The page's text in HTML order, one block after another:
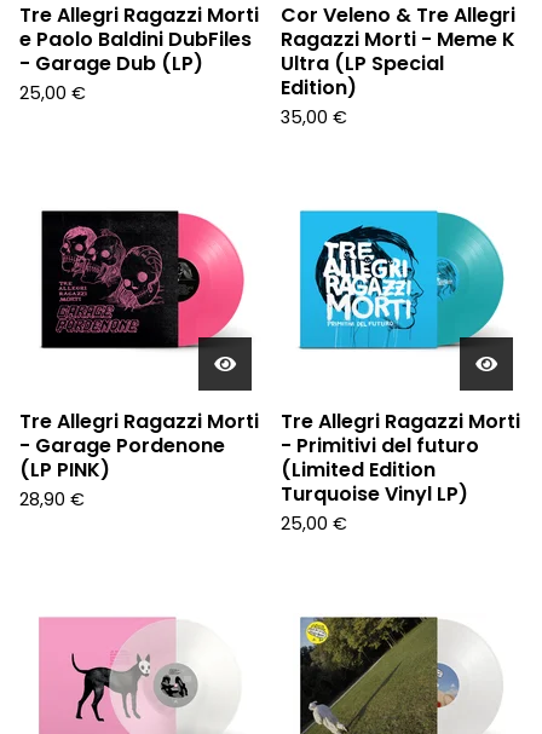
Tre Allegri Ragazzi Morti
e Paolo Baldini DubFiles
- Garage Dub (LP)
25,00 €
Cor Veleno & Tre Allegri
Ragazzi Morti - Meme K
Ultra (LP Special
Edition)
35,00 €
Tre Allegri Ragazzi Morti
- Garage Pordenone
(LP PINK)
28,90 €
Tre Allegri Ragazzi Morti
- Primitivi del futuro
(Limited Edition
Turquoise Vinyl LP)
25,00 €